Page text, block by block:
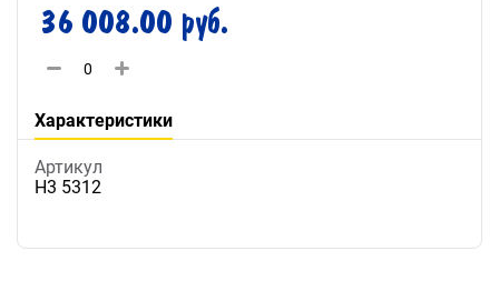
36 008.00 руб.
Характеристики
Артикул
H3 5312